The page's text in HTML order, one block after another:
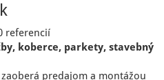
referencií
koberce, parkety, stavebný
predajom a montážou